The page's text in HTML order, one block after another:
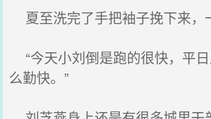
夏至洗完了手把袖子挽下来，
“今天小刘倒是跑的很快，平
么勤快。”